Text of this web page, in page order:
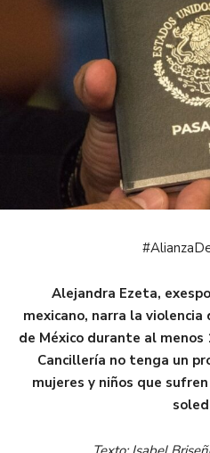
Alejandra Ezeta,
mexicano, narra la
de México durante al menos
Cancillería no tenga un
mujeres y niños que